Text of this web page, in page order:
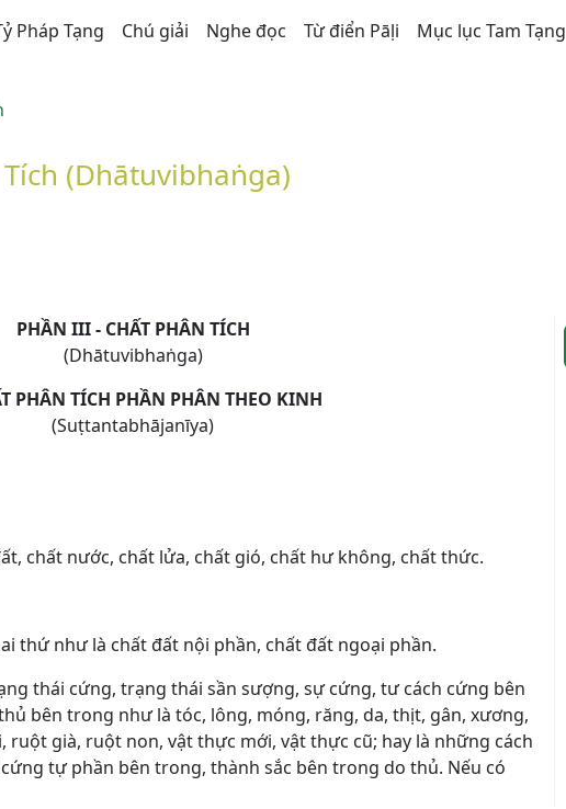
Pháp Tạng Chú giải Nghe đọc Từ điển Pāḷi Mục lục Tam Tạng
(Dhātuvibhaṅga)
PHẦN III - CHẤT PHÂN TÍCH
(Dhātuvibhaṅga)
PHÂN TÍCH PHẦN PHÂN THEO KINH
(Suṭtantabhājanīya)
chất nước, chất lửa, chất gió, chất hư không, chất thức.
thứ như là chất đất nội phần, chất đất ngoại phần.
thái cứng, trạng thái sần sượng, sự cứng, tư cách cứng bên
bên trong như là tóc, lông, móng, răng, da, thịt, gân, xương,
ruột già, ruột non, vật thực mới, vật thực cũ; hay là những cách
tự phần bên trong, thành sắc bên trong do thủ. Nếu có